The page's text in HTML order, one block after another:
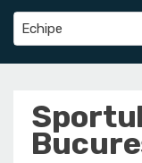
Echipe